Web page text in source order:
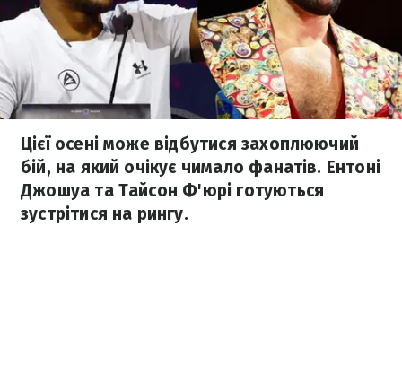
Цієї осені може відбутися захоплюючий
бій, на який очікує чимало фанатів. Ентоні
Джошуа та Тайсон Ф'юрі готуються
зустрітися на рингу.